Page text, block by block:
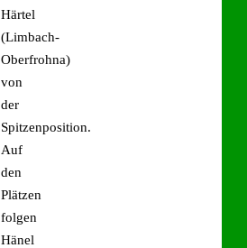
Härtel
(Limbach-
Oberfrohna)
von
der
Spitzenposition.
Auf
den
Plätzen
folgen
Hänel